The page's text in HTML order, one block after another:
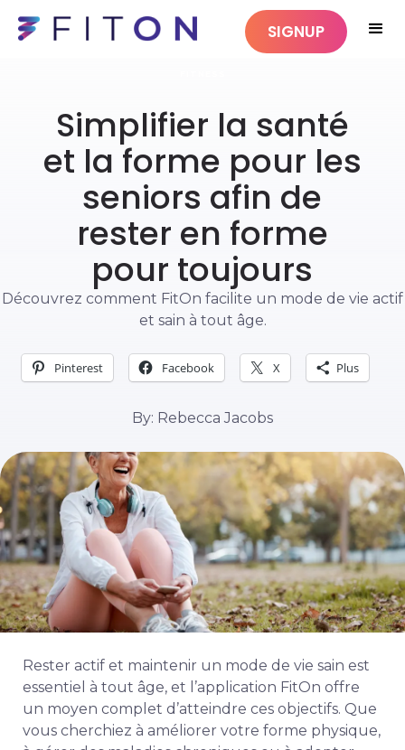
SIGNUP
Simplifier la santé
et la forme pour les
seniors afin de
rester en forme
pour toujours
Découvrez comment FitOn facilite un mode de vie actif
et sain à tout âge.
Pinterest Facebook X Plus
By: Rebecca Jacobs
Rester actif et maintenir un mode de vie sain est
essentiel à tout âge, et l’application FitOn offre
un moyen complet d’atteindre ces objectifs. Que
vous cherchiez à améliorer votre forme physique,